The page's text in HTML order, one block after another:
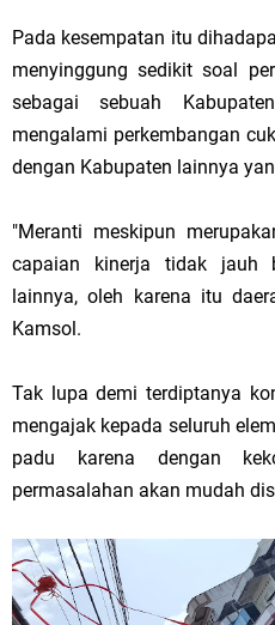
Pada kesempatan itu
menyinggung sedikit soal
sebagai sebuah
mengalami perkembangan
dengan Kabupaten lainnya
"Meranti meskipun
capaian kinerja tidak jauh
lainnya, oleh karena itu
Kamsol.
Tak lupa demi terdiptanya
mengajak kepada seluruh
padu karena dengan
permasalahan akan mudah